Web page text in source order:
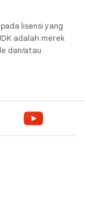
lisensi yang
adalah merek
dan/atau